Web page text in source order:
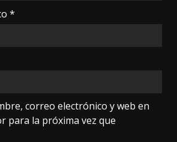
*
correo electrónico y web en
para la próxima vez que